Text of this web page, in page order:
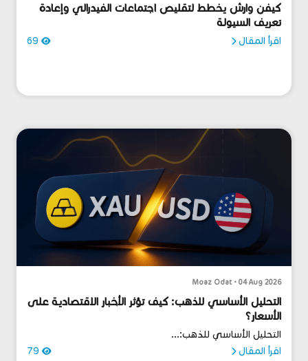
كيفن وارش يخطط لتقليص اجتماعات الفيدرالي وإعادة
تعريف السيولة
اقرأ المقال
Moaz Odat • 04 Aug 2026
التحليل الأساسي للذهب: كيف تؤثر الأخبار الاقتصادية على
الأسعار؟
التحليل الأساسي للذهب:...
اقرأ المقال